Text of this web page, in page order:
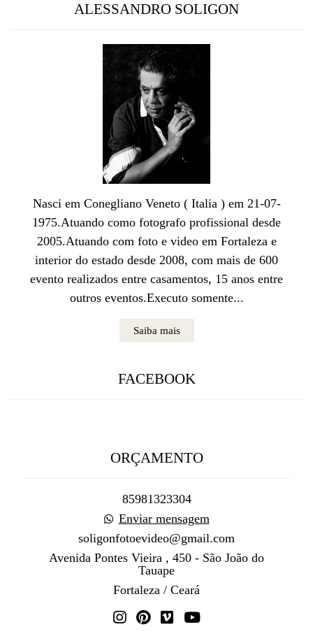
ALESSANDRO SOLIGON
Nasci em Conegliano Veneto ( Italia ) em 21-07-
1975.Atuando como fotografo profissional desde
2005.Atuando com foto e video em Fortaleza e
interior do estado desde 2008, com mais de 600
evento realizados entre casamentos, 15 anos entre
outros eventos.Executo somente...
Saiba mais
FACEBOOK
ORÇAMENTO
85981323304
Enviar mensagem
soligonfotoevideo@gmail.com
Avenida Pontes Vieira , 450 - São João do
Tauape
Fortaleza / Ceará